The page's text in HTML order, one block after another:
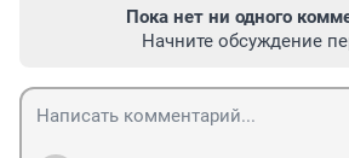
Пока нет ни одного
Начните обсуждение